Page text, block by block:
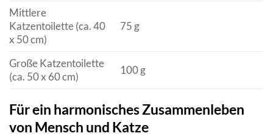
Mittlere
Katzentoilette (ca. 40
x 50 cm)
75 g
Große Katzentoilette
(ca. 50 x 60 cm)
100 g
Für ein harmonisches Zusammenleben
von Mensch und Katze